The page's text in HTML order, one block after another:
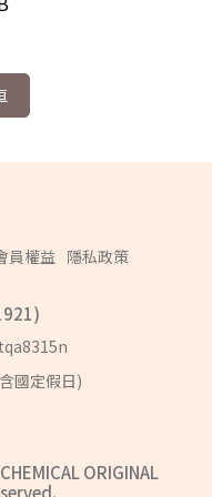
員權益 隱私政策
國定假日)
ORIGINAL